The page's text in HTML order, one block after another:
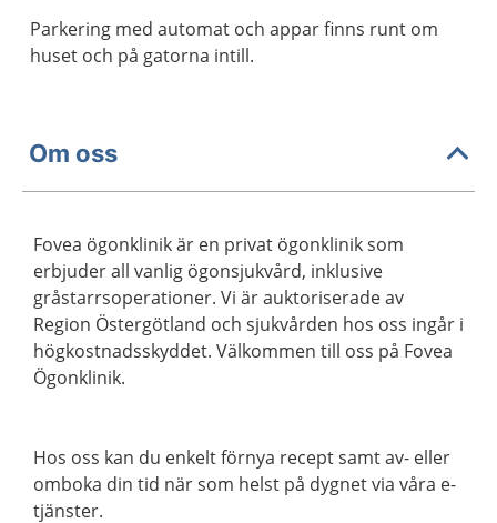
Parkering med automat och appar finns runt om
huset och på gatorna intill.
Om oss
Fovea ögonklinik är en privat ögonklinik som
erbjuder all vanlig ögonsjukvård, inklusive
gråstarrsoperationer. Vi är auktoriserade av
Region Östergötland och sjukvården hos oss ingår i
högkostnadsskyddet. Välkommen till oss på Fovea
Ögonklinik.
Hos oss kan du enkelt förnya recept samt av- eller
omboka din tid när som helst på dygnet via våra e-
tjänster.